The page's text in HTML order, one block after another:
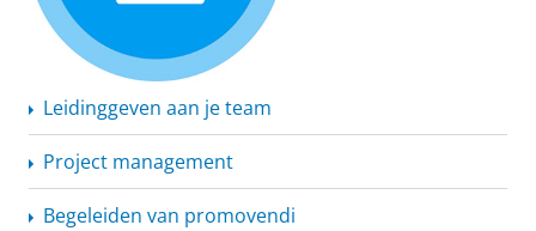
Leidinggeven aan je team
Project management
Begeleiden van promovendi